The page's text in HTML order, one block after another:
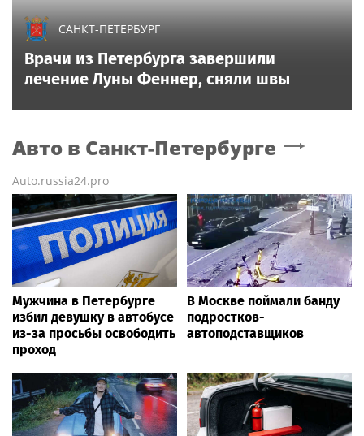
САНКТ-ПЕТЕРБУРГ
Врачи из Петербурга завершили
лечение Луны Феннер, сняли швы
Авто в Санкт-Петербурге
Auto.russia24.pro
Мужчина в Петербурге
избил девушку в автобусе
из-за просьбы освободить
проход
В Москве поймали банду
подростков-
автоподставщиков